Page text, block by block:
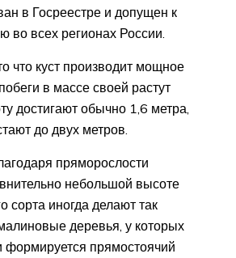
в Госреестре и допущен к
во всех регионах России.
что куст производит мощное
в массе своей растут
достигают обычно 1,6 метра,
до двух метров.
пряморослости
небольшой высоте
сорта иногда делают так
деревья, у которых
формируется прямостоячий